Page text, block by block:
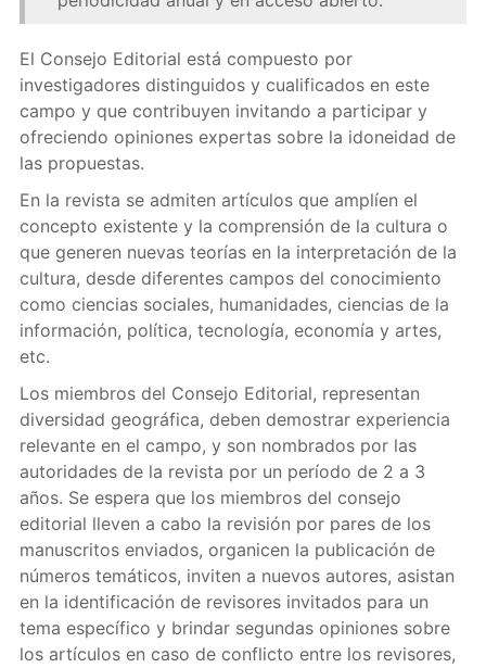
El Consejo Editorial está compuesto por
investigadores distinguidos y cualificados en este
campo y que contribuyen invitando a participar y
ofreciendo opiniones expertas sobre la idoneidad de
las propuestas.
En la revista se admiten artículos que amplíen el
concepto existente y la comprensión de la cultura o
que generen nuevas teorías en la interpretación de la
cultura, desde diferentes campos del conocimiento
como ciencias sociales, humanidades, ciencias de la
información, política, tecnología, economía y artes,
etc.
Los miembros del Consejo Editorial, representan
diversidad geográfica, deben demostrar experiencia
relevante en el campo, y son nombrados por las
autoridades de la revista por un período de 2 a 3
años. Se espera que los miembros del consejo
editorial lleven a cabo la revisión por pares de los
manuscritos enviados, organicen la publicación de
números temáticos, inviten a nuevos autores, asistan
en la identificación de revisores invitados para un
tema específico y brindar segundas opiniones sobre
los artículos en caso de conflicto entre los revisores,